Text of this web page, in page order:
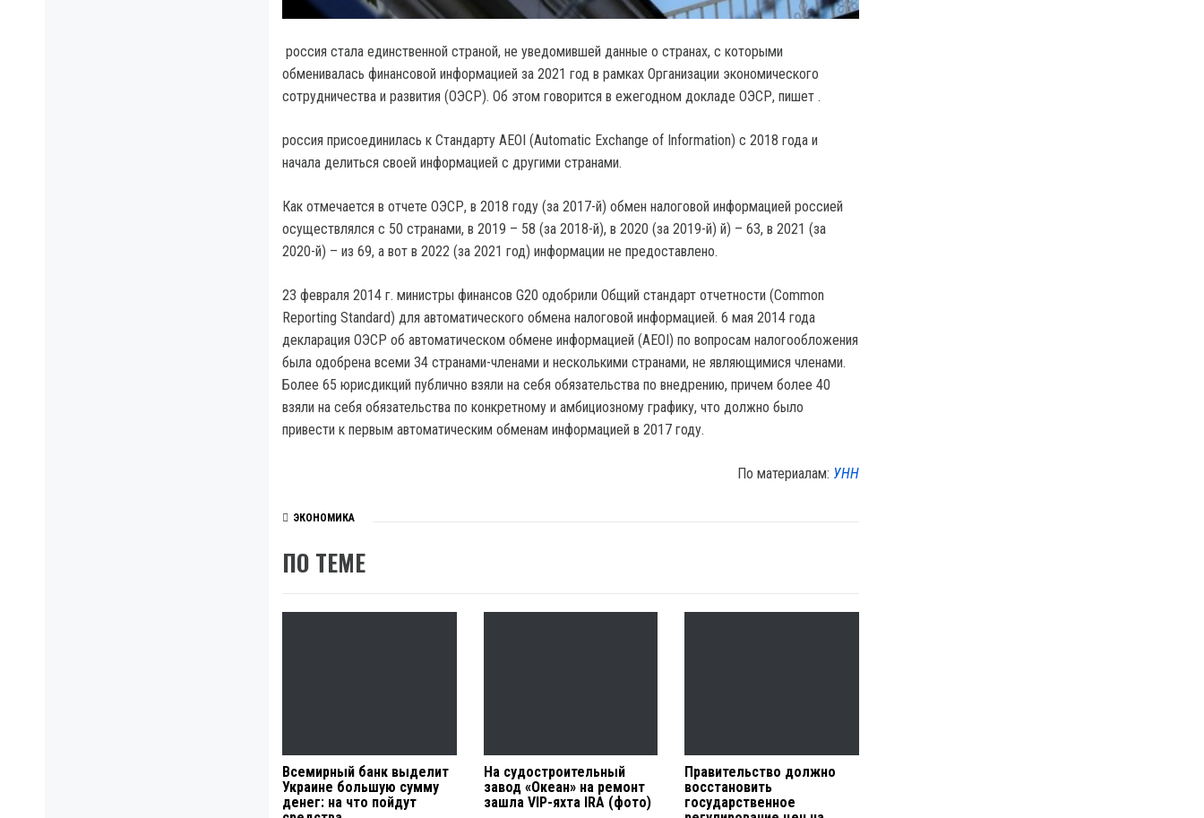
россия стала единственной страной, не уведомившей данные о странах, с которыми
обменивалась финансовой информацией за 2021 год в рамках Организации экономического
сотрудничества и развития (ОЭСР). Об этом говорится в ежегодном докладе ОЭСР, пишет .
россия присоединилась к Стандарту AEOI (Automatic Exchange of Information) с 2018 года и
начала делиться своей информацией с другими странами.
Как отмечается в отчете ОЭСР, в 2018 году (за 2017-й) обмен налоговой информацией россией
осуществлялся с 50 странами, в 2019 – 58 (за 2018-й), в 2020 (за 2019-й) й) – 63, в 2021 (за
2020-й) – из 69, а вот в 2022 (за 2021 год) информации не предоставлено.
23 февраля 2014 г. министры финансов G20 одобрили Общий стандарт отчетности (Common
Reporting Standard) для автоматического обмена налоговой информацией. 6 мая 2014 года
декларация ОЭСР об автоматическом обмене информацией (AEOI) по вопросам налогообложения
была одобрена всеми 34 странами-членами и несколькими странами, не являющимися членами.
Более 65 юрисдикций публично взяли на себя обязательства по внедрению, причем более 40
взяли на себя обязательства по конкретному и амбициозному графику, что должно было
привести к первым автоматическим обменам информацией в 2017 году.
По материалам: УНН
ЭКОНОМИКА
ПО ТЕМЕ
Всемирный банк выделит
Украине большую сумму
денег: на что пойдут
На судостроительный
завод «Океан» на ремонт
зашла VIP-яхта IRA (фото)
Правительство должно
восстановить
государственное